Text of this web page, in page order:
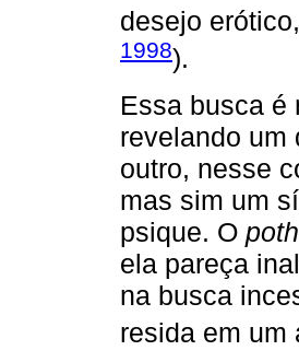
desejo
1998).
Essa busca é
revelando um
outro, nesse
mas sim um
psique. O
ela pareça
na busca
resida em um